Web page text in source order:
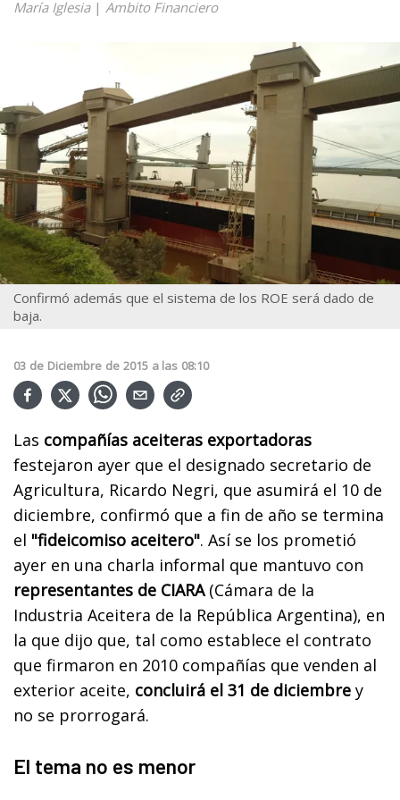
María Iglesia| Ambito Financiero
Confirmó además que el sistema de los ROE será dado de
baja.
03 de Diciembre de 2015 a las 08:10
Las compañías aceiteras exportadoras
festejaron ayer que el designado secretario de
Agricultura, Ricardo Negri, que asumirá el 10 de
diciembre, confirmó que a fin de año se termina
el "fideicomiso aceitero". Así se los prometió
ayer en una charla informal que mantuvo con
representantes de CIARA(Cámara de la
Industria Aceitera de la República Argentina), en
la que dijo que, tal como establece el contrato
que firmaron en 2010 compañías que venden al
exterior aceite, concluirá el 31 de diciembre y
no se prorrogará.
El tema no es menor